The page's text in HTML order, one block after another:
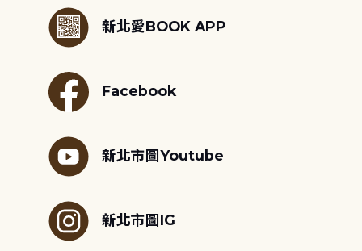
新北愛BOOK APP
Facebook
新北市圖Youtube
新北市圖IG